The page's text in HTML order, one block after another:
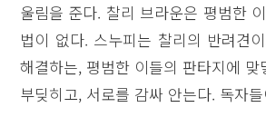
울림을 준다. 찰리 브라운은 평범한
법이 없다. 스누피는 찰리의 반려견
해결하는, 평범한 이들의 판타지에
부딪히고, 서로를 감싸 안는다. 독자